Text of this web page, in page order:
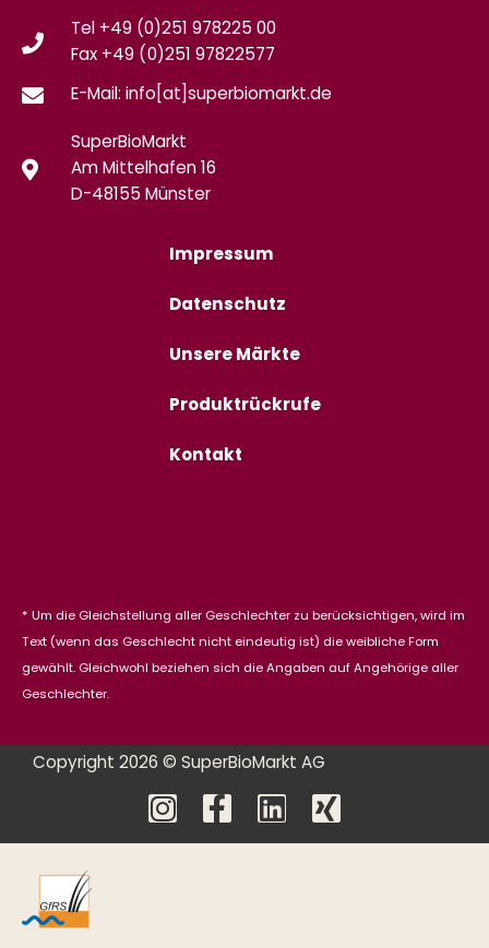
Tel +49 (0)251 978225 00
Fax +49 (0)251 97822577
E-Mail: info[at]superbiomarkt.de
SuperBioMarkt
Am Mittelhafen 16
D-48155 Münster
Impressum
Datenschutz
Unsere Märkte
Produktrückrufe
Kontakt
* Um die Gleichstellung aller Geschlechter zu berücksichtigen, wird im
Text (wenn das Geschlecht nicht eindeutig ist) die weibliche Form
gewählt. Gleichwohl beziehen sich die Angaben auf Angehörige aller
Geschlechter.
Copyright 2026 © SuperBioMarkt AG